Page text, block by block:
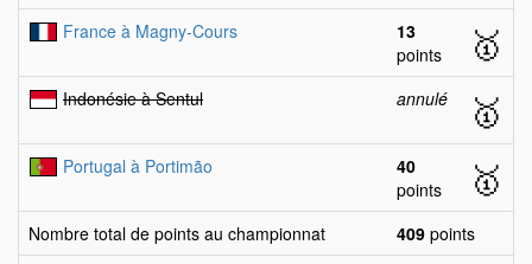
France à Magny-Cours
13
points
🥇
Indonésie à Sentul annulé 🥇
Portugal à Portimão
40
points
🥇
Nombre total de points au championnat 409 points